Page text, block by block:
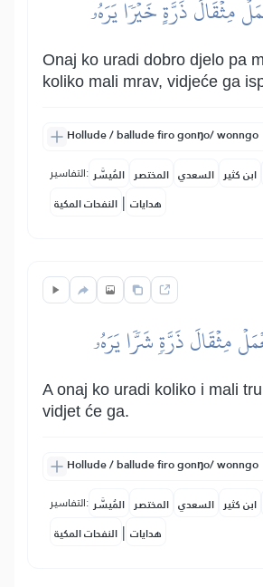
مِثۡقَالَ ذَرَّةٍ خَيۡرٗا يَرَهُۥ
Onaj ko uradi dobro djelo pa
koliko mali mrav, vidjeće ga
Hollude / ballude firo gonŋo/ wonngo
التفاسير: المُيسَّر المختصر السعدي ابن كثير
النفحات المكية | هدايات
مِثۡقَالَ ذَرَّةٖ شَرّٗا يَرَهُۥ
A onaj ko uradi koliko i mali
vidjet će ga.
Hollude / ballude firo gonŋo/ wonngo
التفاسير: المُيسَّر المختصر السعدي ابن كثير
النفحات المكية | هدايات